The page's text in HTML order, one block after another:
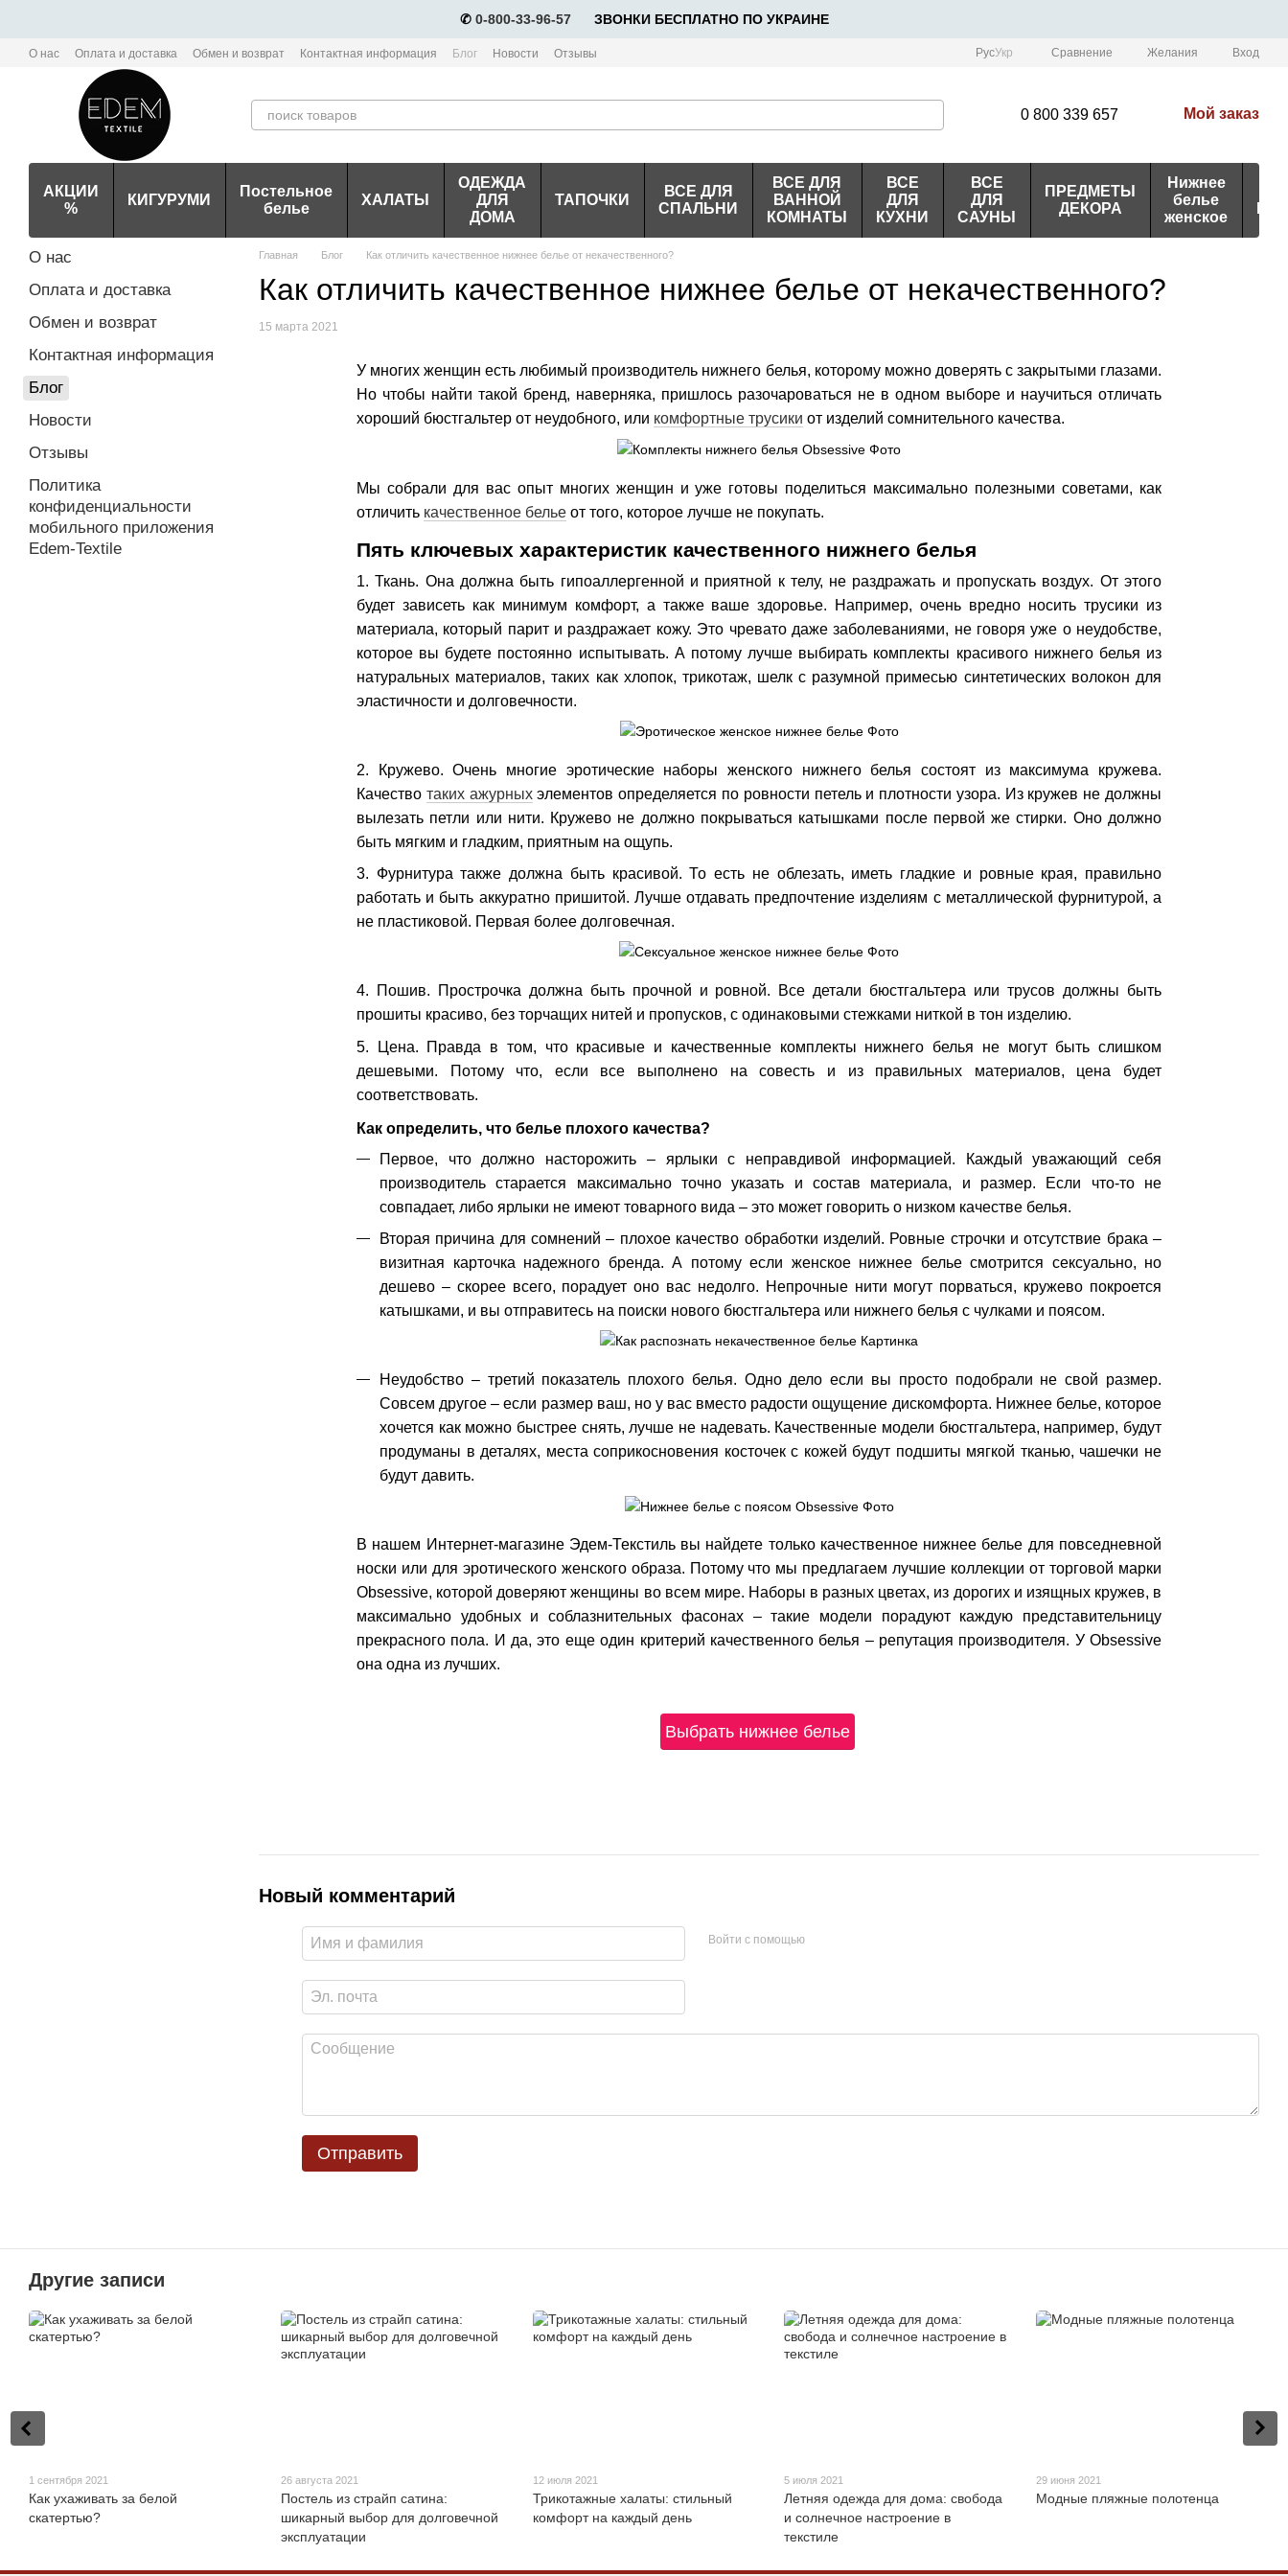
✆ 0-800-33-96-57⠀⠀ЗВОНКИ БЕСПЛАТНО ПО УКРАИНЕ
О нас Оплата и доставка Обмен и возврат Контактная информация Блог Новости
Отзывы
Политика конфиденциальности мобильного приложения Edem-Textile
РусУкр Сравнение Желания Вход
0 800 339 657 Мой заказ
АКЦИИ
%
КИГУРУМИ
Постельное
белье
ХАЛАТЫ
ОДЕЖДА
ДЛЯ
ДОМА
ТАПОЧКИ
ВСЕ ДЛЯ
СПАЛЬНИ
ВСЕ ДЛЯ
ВАННОЙ
КОМНАТЫ
ВСЕ
ДЛЯ
КУХНИ
ВСЕ
ДЛЯ
САУНЫ
ПРЕДМЕТЫ
ДЕКОРА
Нижнее
белье
женское
Главная Блог Как отличить качественное нижнее белье от некачественного?
Как отличить качественное нижнее белье от некачественного?
15 марта 2021
У многих женщин есть любимый производитель нижнего белья, которому можно доверять с закрытыми глазами.
Но чтобы найти такой бренд, наверняка, пришлось разочароваться не в одном выборе и научиться отличать
хороший бюстгальтер от неудобного, или комфортные трусики от изделий сомнительного качества.
Мы собрали для вас опыт многих женщин и уже готовы поделиться максимально полезными советами, как
отличить качественное белье от того, которое лучше не покупать.
Пять ключевых характеристик качественного нижнего белья
1. Ткань. Она должна быть гипоаллергенной и приятной к телу, не раздражать и пропускать воздух. От этого
будет зависеть как минимум комфорт, а также ваше здоровье. Например, очень вредно носить трусики из
материала, который парит и раздражает кожу. Это чревато даже заболеваниями, не говоря уже о неудобстве,
которое вы будете постоянно испытывать. А потому лучше выбирать комплекты красивого нижнего белья из
натуральных материалов, таких как хлопок, трикотаж, шелк с разумной примесью синтетических волокон для
эластичности и долговечности.
2. Кружево. Очень многие эротические наборы женского нижнего белья состоят из максимума кружева.
Качество таких ажурныхэлементов определяется по ровности петель и плотности узора. Из кружев не должны
вылезать петли или нити. Кружево не должно покрываться катышками после первой же стирки. Оно должно
быть мягким и гладким, приятным на ощупь.
3. Фурнитура также должна быть красивой. То есть не облезать, иметь гладкие и ровные края, правильно
работать и быть аккуратно пришитой. Лучше отдавать предпочтение изделиям с металлической фурнитурой, а
не пластиковой. Первая более долговечная.
4. Пошив. Прострочка должна быть прочной и ровной. Все детали бюстгальтера или трусов должны быть
прошиты красиво, без торчащих нитей и пропусков, с одинаковыми стежками ниткой в тон изделию.
5. Цена. Правда в том, что красивые и качественные комплекты нижнего белья не могут быть слишком
дешевыми. Потому что, если все выполнено на совесть и из правильных материалов, цена будет
соответствовать.
Как определить, что белье плохого качества?
Первое, что должно насторожить – ярлыки с неправдивой информацией. Каждый уважающий себя
производитель старается максимально точно указать и состав материала, и размер. Если что-то не
совпадает, либо ярлыки не имеют товарного вида – это может говорить о низком качестве белья.
Вторая причина для сомнений – плохое качество обработки изделий. Ровные строчки и отсутствие брака –
визитная карточка надежного бренда. А потому если женское нижнее белье смотрится сексуально, но
дешево – скорее всего, порадует оно вас недолго. Непрочные нити могут порваться, кружево покроется
катышками, и вы отправитесь на поиски нового бюстгальтера или нижнего белья с чулками и поясом.
Неудобство – третий показатель плохого белья. Одно дело если вы просто подобрали не свой размер.
Совсем другое – если размер ваш, но у вас вместо радости ощущение дискомфорта. Нижнее белье, которое
хочется как можно быстрее снять, лучше не надевать. Качественные модели бюстгальтера, например, будут
продуманы в деталях, места соприкосновения косточек с кожей будут подшиты мягкой тканью, чашечки не
будут давить.
В нашем Интернет-магазине Эдем-Текстиль вы найдете только качественное нижнее белье для повседневной
носки или для эротического женского образа. Потому что мы предлагаем лучшие коллекции от торговой марки
Obsessive, которой доверяют женщины во всем мире. Наборы в разных цветах, из дорогих и изящных кружев, в
максимально удобных и соблазнительных фасонах – такие модели порадуют каждую представительницу
прекрасного пола. И да, это еще один критерий качественного белья – репутация производителя. У Obsessive
она одна из лучших.
Выбрать нижнее белье
Новый комментарий
Войти с помощью
Отправить
О нас
Оплата и доставка
Обмен и возврат
Контактная информация
Блог
Новости
Отзывы
Политика
конфиденциальности
мобильного приложения
Edem-Textile
Другие записи
1 сентября 2021
Как ухаживать за белой
скатертью?
26 августа 2021
Постель из страйп сатина:
шикарный выбор для долговечной
эксплуатации
12 июля 2021
Трикотажные халаты: стильный
комфорт на каждый день
5 июля 2021
Летняя одежда для дома: свобода
и солнечное настроение в
текстиле
29 июня 2021
Модные пляжные полотенца